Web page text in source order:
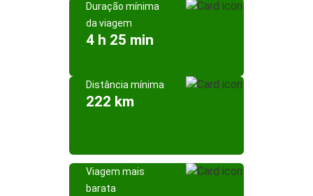
Duração mínima
da viagem
4 h 25 min
Distância mínima
222 km
Viagem mais
barata